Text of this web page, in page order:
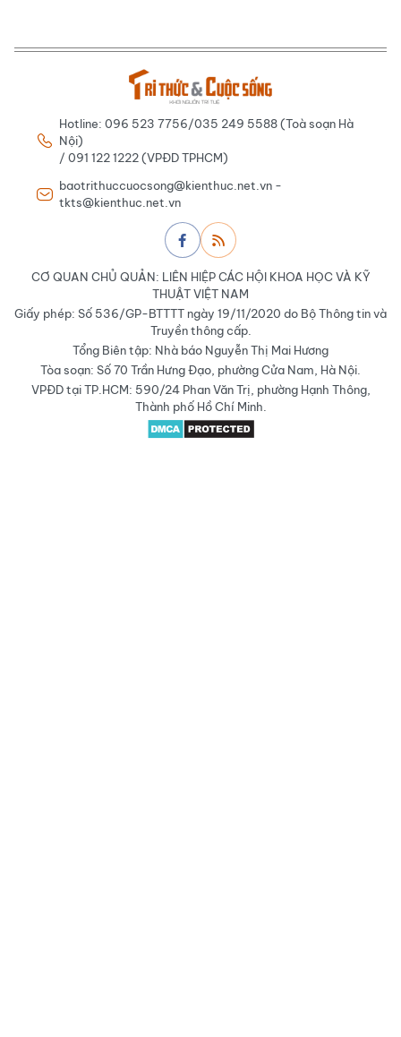
Hotline: 096 523 7756/035 249 5588 (Toà soạn Hà
Nội)
/ 091 122 1222 (VPĐD TPHCM)
baotrithuccuocsong@kienthuc.net.vn -
tkts@kienthuc.net.vn
CƠ QUAN CHỦ QUẢN: LIÊN HIỆP CÁC HỘI KHOA HỌC VÀ KỸ
THUẬT VIỆT NAM
Giấy phép: Số 536/GP-BTTTT ngày 19/11/2020 do Bộ Thông tin và
Truyền thông cấp.
Tổng Biên tập: Nhà báo Nguyễn Thị Mai Hương
Tòa soạn: Số 70 Trần Hưng Đạo, phường Cửa Nam, Hà Nội.
VPĐD tại TP.HCM: 590/24 Phan Văn Trị, phường Hạnh Thông,
Thành phố Hồ Chí Minh.